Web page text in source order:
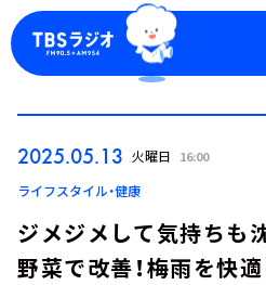
ログイン
2025.05.13 火曜日 16:00
ライフスタイル・健康
ジメジメして気持ちも
野菜で改善！梅雨を快